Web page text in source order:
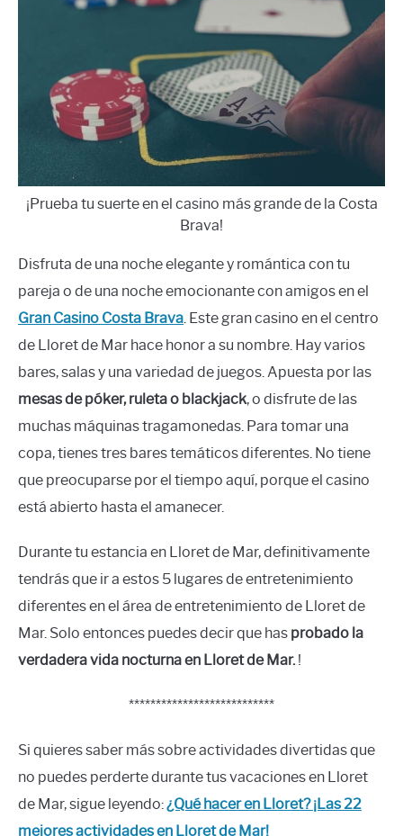
¡Prueba tu suerte en el casino más grande de la Costa
Brava!
Disfruta de una noche elegante y romántica con tu
pareja o de una noche emocionante con amigos en el
Gran Casino Costa Brava. Este gran casino en el centro
de Lloret de Mar hace honor a su nombre. Hay varios
bares, salas y una variedad de juegos. Apuesta por las
mesas de póker, ruleta o blackjack, o disfrute de las
muchas máquinas tragamonedas. Para tomar una
copa, tienes tres bares temáticos diferentes. No tiene
que preocuparse por el tiempo aquí, porque el casino
está abierto hasta el amanecer.
Durante tu estancia en Lloret de Mar, definitivamente
tendrás que ir a estos 5 lugares de entretenimiento
diferentes en el área de entretenimiento de Lloret de
Mar. Solo entonces puedes decir que has probado la
verdadera vida nocturna en Lloret de Mar. !
***************************
Si quieres saber más sobre actividades divertidas que
no puedes perderte durante tus vacaciones en Lloret
de Mar, sigue leyendo:¿Qué hacer en Lloret? ¡Las 22
mejores actividades en Lloret de Mar!